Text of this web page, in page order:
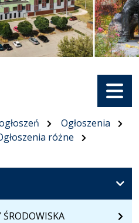
Menu
Ogłoszenia
różne